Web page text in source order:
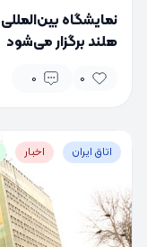
هلند برگزار می‌شود
0
0
اتاق ایران اخبار